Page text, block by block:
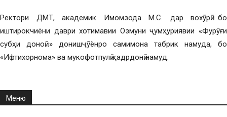
Ректори ДМТ, академик Имомзода М.С. дар вохӯрӣ бо
иштирокчиёни даври хотимавии Озмуни ҷумҳуриявии «Фурӯғи
субҳи доноӣ…» донишҷӯёнро самимона табрик намуда, бо
«Ифтихорнома» ва мукофотпулӣ қадрдонӣ намуд.
Меню